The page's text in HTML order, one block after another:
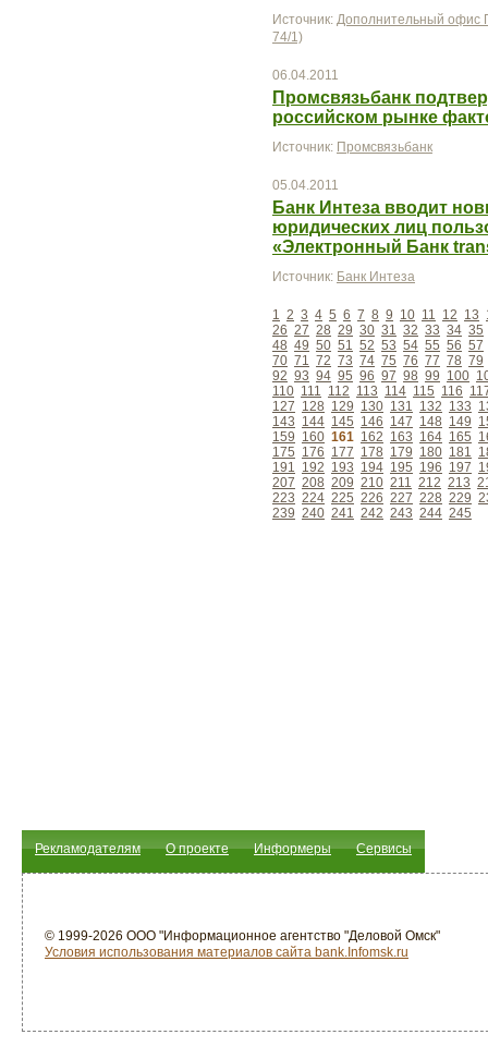
Источник: Дополнительный офис
74/1)
06.04.2011
Промсвязьбанк
российском рынке
Источник: Промсвязьбанк
05.04.2011
Банк Интеза вводит
юридических лиц
«Электронный Банк
Источник: Банк Интеза
1 2 3 4 5 6 7 8 9 10 11 12 13
26 27 28 29 30 31 32 33 34 35
48 49 50 51 52 53 54 55 56 57
70 71 72 73 74 75 76 77 78 79
92 93 94 95 96 97 98 99 100
110 111 112 113 114 115 116
127 128 129 130 131 132 133
143 144 145 146 147 148 149
159 160 161 162 163 164 165
175 176 177 178 179 180 181
191 192 193 194 195 196 197
207 208 209 210 211 212 213
223 224 225 226 227 228 229
239 240 241 242 243 244 245
Рекламодателям О проекте Информеры Сервисы
© 1999-2026 ООО "Информационное агентство "Деловой Омск"
Условия использования материалов сайта bank.Infomsk.ru